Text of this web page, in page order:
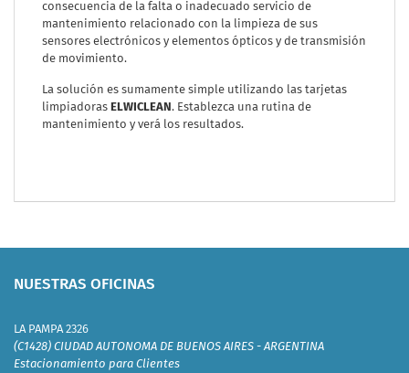
consecuencia de la falta o inadecuado servicio de
mantenimiento relacionado con la limpieza de sus
sensores electrónicos y elementos ópticos y de transmisión
de movimiento.
La solución es sumamente simple utilizando las tarjetas
limpiadorasELWICLEAN. Establezca una rutina de
mantenimiento y verá los resultados.
NUESTRAS OFICINAS
LA PAMPA 2326
(C1428) CIUDAD AUTONOMA DE BUENOS AIRES - ARGENTINA
Estacionamiento para Clientes